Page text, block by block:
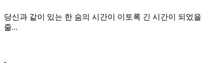
당신과 같이 있는 한 숨의 시간이 이토록 긴 시간이 되었을
줄...
-